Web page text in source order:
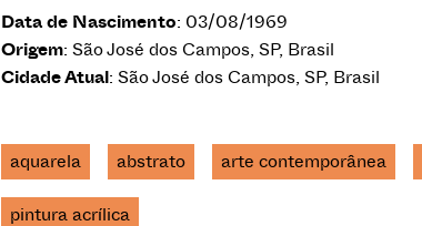
Data de Nascimento: 03/08/1969
Origem: São José dos Campos, SP, Brasil
Cidade Atual: São José dos Campos, SP, Brasil
aquarela abstrato arte contemporânea
pintura acrílica